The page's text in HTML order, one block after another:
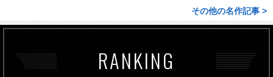
その他の名作記事 >
RANKING